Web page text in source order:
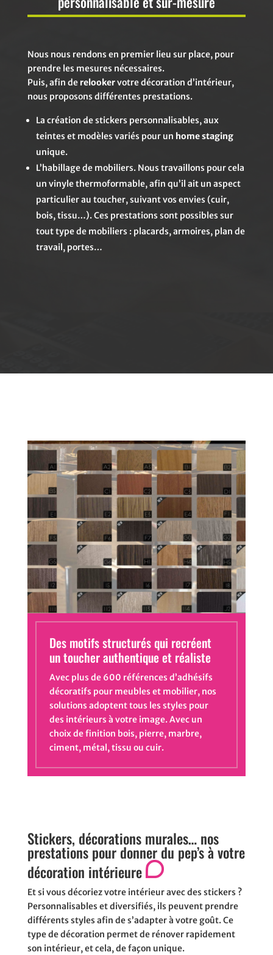
Nous nous rendons en premier lieu sur place, pour
prendre les mesures nécessaires.
Puis, afin de relookervotre décoration d’intérieur,
nous proposons différentes prestations.
La création de stickers personnalisables, aux
teintes et modèles variés pour un home staging
unique.
L’habillage de mobiliers. Nous travaillons pour cela
un vinyle thermoformable, afin qu’il ait un aspect
particulier au toucher, suivant vos envies (cuir,
bois, tissu…). Ces prestations sont possibles sur
tout type de mobiliers : placards, armoires, plan de
travail, portes…
Des motifs structurés qui recréent
un toucher authentique et réaliste
Avec plus de 600 références d’adhésifs
décoratifs pour meubles et mobilier, nos
solutions adoptent tous les styles pour
des intérieurs à votre image. Avec un
choix de finition bois, pierre, marbre,
ciment, métal, tissu ou cuir.
Stickers, décorations murales… nos
prestations pour donner du pep’s à votre
décoration intérieure
Et si vous décoriez votre intérieur avec des stickers ?
Personnalisables et diversifiés, ils peuvent prendre
différents styles afin de s’adapter à votre goût. Ce
type de décoration permet de rénover rapidement
son intérieur, et cela, de façon unique.